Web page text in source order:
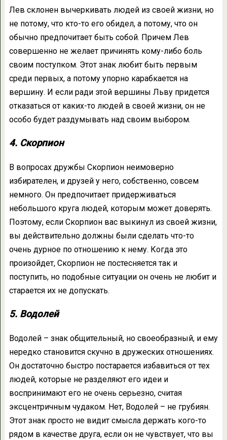
Лев склонен вычеркивать людей из своей жизни, но
не потому, что кто-то его обидел, а потому, что он
обычно предпочитает быть собой. Причем Лев
совершенно не желает причинять кому-либо боль
своим поступком. Этот знак любит быть первым
среди первых, а потому упорно карабкается на
вершину. И если ради этой вершины Льву придется
отказаться от каких-то людей в своей жизни, он не
особо будет раздумывать над своим выбором.
4. Скорпион
В вопросах дружбы Скорпион неимоверно
избирателен, и друзей у него, собственно, совсем
немного. Он предпочитает придерживаться
небольшого круга людей, которым может доверять.
Поэтому, если Скорпион вас выкинул из своей жизни,
вы действительно должны были сделать что-то
очень дурное по отношению к нему. Когда это
произойдет, Скорпион не постесняется так и
поступить, но подобные ситуации он очень не любит и
старается их не допускать.
5. Водолей
Водолей – знак общительный, но своеобразный, и ему
нередко становится скучно в дружеских отношениях.
Он достаточно быстро постарается избавиться от тех
людей, которые не разделяют его идеи и
воспринимают его не очень серьезно, считая
эксцентричным чудаком. Нет, Водолей – не грубиян.
Этот знак просто не видит смысла держать кого-то
рядом в качестве друга, если он не чувствует, что вы